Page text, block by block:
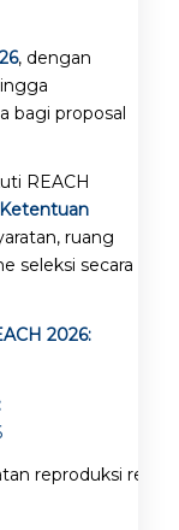
, dengan
bagi proposal
REACH
ruang
seleksi secara
2026:
reproduksi